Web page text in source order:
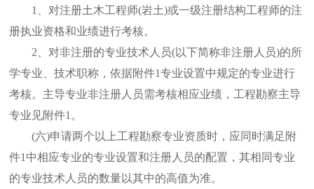
1、对注册土木工程师(岩土)或一级注册结构工程师的注
册执业资格和业绩进行考核。
2、对非注册的专业技术人员(以下简称非注册人员)的所
学专业、技术职称，依据附件1专业设置中规定的专业进行
考核。主导专业非注册人员需考核相应业绩，工程勘察主导
专业见附件1。
(六)申请两个以上工程勘察专业资质时，应同时满足附
件1中相应专业的专业设置和注册人员的配置，其相同专业
的专业技术人员的数量以其中的高值为准。